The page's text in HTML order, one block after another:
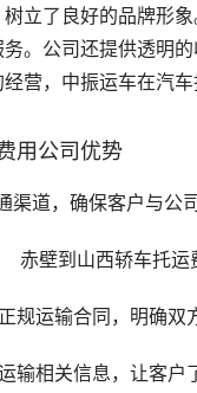
立了良好的品牌形
。公司还提供透明
营，中振运车在汽车
用公司优势
渠道，确保客户与公
规运输合同，明确双
输相关信息，让客